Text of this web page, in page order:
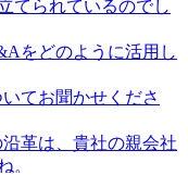
てられているのでし
をどのように活用し
てお聞かせくださ
革は、貴社の親会社
。